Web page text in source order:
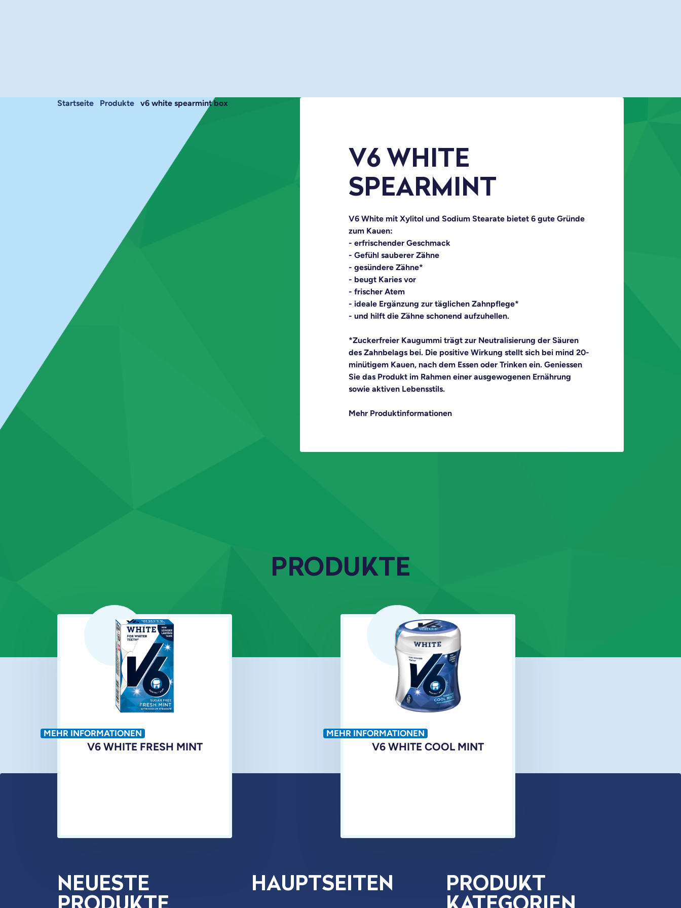
Startseite produkte v6 white spearmint box
V6 WHITE
SPEARMINT
V6 White mit Xylitol und Sodium Stearate bietet 6 gute Gründe
zum Kauen:
- erfrischender Geschmack
- Gefühl sauberer Zähne
- gesündere Zähne*
- beugt Karies vor
- frischer Atem
- ideale Ergänzung zur täglichen Zahnpflege*
- und hilft die Zähne schonend aufzuhellen.
*Zuckerfreier Kaugummi trägt zur Neutralisierung der Säuren
des Zahnbelags bei. Die positive Wirkung stellt sich bei mind 20-
minütigem Kauen, nach dem Essen oder Trinken ein. Geniessen
Sie das Produkt im Rahmen einer ausgewogenen Ernährung
sowie aktiven Lebensstils.
Mehr Produktinformationen
PRODUKTE
V6 WHITE FRESH MINT
MEHR INFORMATIONEN
V6 WHITE COOL MINT
MEHR INFORMATIONEN
NEUESTE
HAUPTSEITEN
PRODUKT